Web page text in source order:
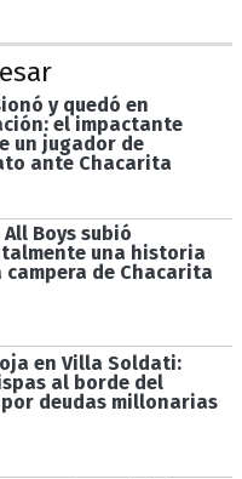
y quedó en
el impactante
un jugador de
ante Chacarita
All Boys subió
una historia
campera de Chacarita
en Villa Soldati:
al borde del
deudas millonarias